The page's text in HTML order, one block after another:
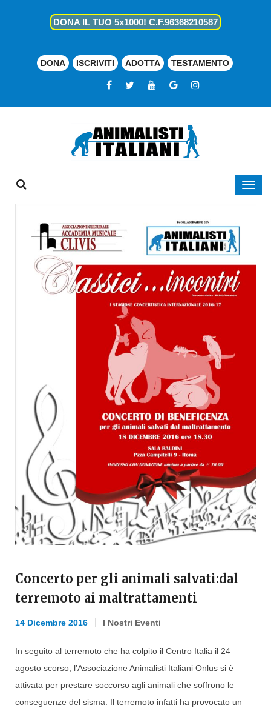
DONA IL TUO 5x1000! C.F.96368210587
DONA ISCRIVITI ADOTTA TESTAMENTO
Concerto per gli animali salvati:dal
terremoto ai maltrattamenti
14 Dicembre 2016 I Nostri Eventi
In seguito al terremoto che ha colpito il Centro Italia il 24
agosto scorso, l’Associazione Animalisti Italiani Onlus si è
attivata per prestare soccorso agli animali che soffrono le
conseguenze del sisma. Il terremoto infatti ha provocato un